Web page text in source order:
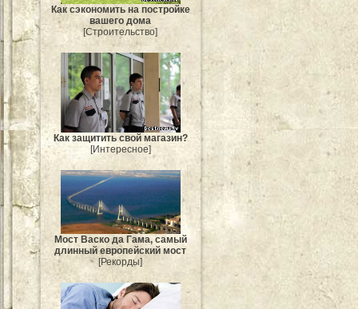
Как сэкономить на постройке
вашего дома
[Строительство]
Как защитить свой магазин?
[Интересное]
Мост Васко да Гама, самый
длинный европейский мост
[Рекорды]